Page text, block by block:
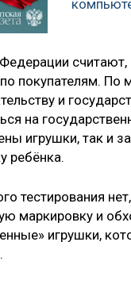
считают,
по покупателям.
и
на
игрушки, так и
ребёнка.
тестирования
маркировку и
игрушки,